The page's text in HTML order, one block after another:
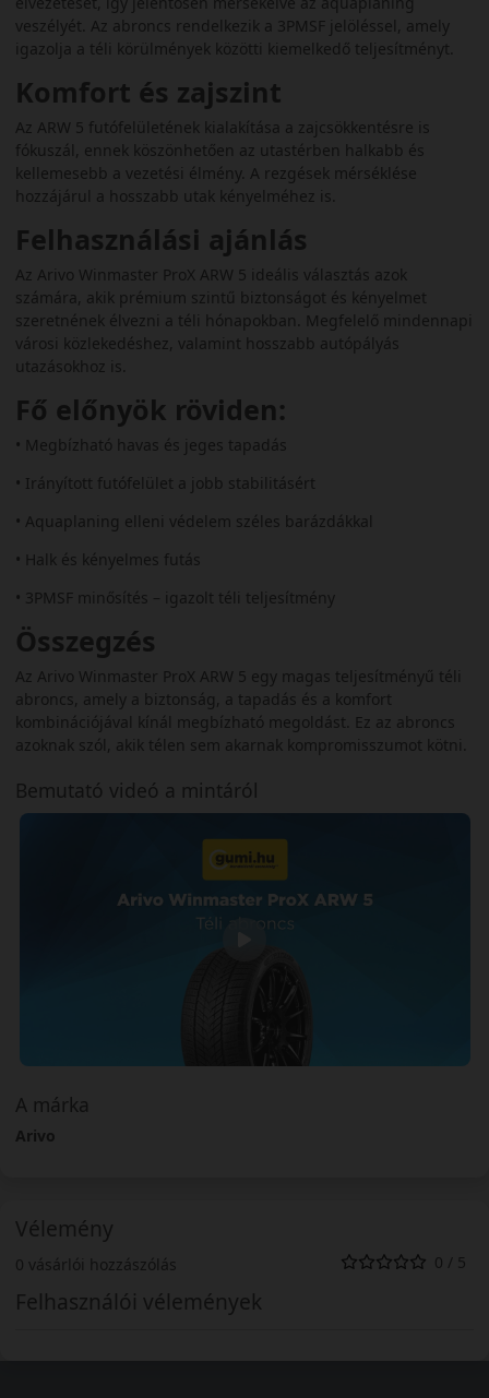
veszélyét. Az abroncs rendelkezik a 3PMSF jelöléssel, amely
igazolja a téli körülmények közötti kiemelkedő teljesítményt.
Komfort és zajszint
Az ARW 5 futófelületének kialakítása a zajcsökkentésre is
fókuszál, ennek köszönhetően az utastérben halkabb és
kellemesebb a vezetési élmény. A rezgések mérséklése
hozzájárul a hosszabb utak kényelméhez is.
Felhasználási ajánlás
Az Arivo Winmaster ProX ARW 5 ideális választás azok
számára, akik prémium szintű biztonságot és kényelmet
szeretnének élvezni a téli hónapokban. Megfelelő mindennapi
városi közlekedéshez, valamint hosszabb autópályás
utazásokhoz is.
Fő előnyök röviden:
• Megbízható havas és jeges tapadás
• Irányított futófelület a jobb stabilitásért
• Aquaplaning elleni védelem széles barázdákkal
• Halk és kényelmes futás
• 3PMSF minősítés – igazolt téli teljesítmény
Összegzés
Az Arivo Winmaster ProX ARW 5 egy magas teljesítményű téli
abroncs, amely a biztonság, a tapadás és a komfort
kombinációjával kínál megbízható megoldást. Ez az abroncs
azoknak szól, akik télen sem akarnak kompromisszumot kötni.
Bemutató videó a mintáról
A márka
Arivo
Vélemény
0 vásárlói hozzászólás 0 / 5
Felhasználói vélemények